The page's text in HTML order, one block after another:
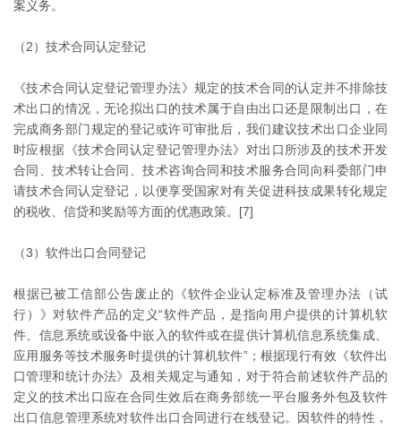
案义务。
（2）技术合同认定登记
《技术合同认定登记管理办法》规定的技术合同的认定并不排除技
术出口的情况，无论拟出口的技术属于自由出口还是限制出口，在
完成商务部门规定的登记或许可审批后，我们建议技术出口企业同
时应根据《技术合同认定登记管理办法》对出口所涉及的技术开发
合同、技术转让合同、技术咨询合同和技术服务合同向科委部门申
请技术合同认定登记，以便享受国家对有关促进科技成果转化规定
的税收、信贷和奖励等方面的优惠政策。[7]
（3）软件出口合同登记
根据已被工信部公告废止的《软件企业认定标准及管理办法（试
行）》对软件产品的定义“软件产品，是指向用户提供的计算机软
件、信息系统或设备中嵌入的软件或在提供计算机信息系统集成、
应用服务等技术服务时提供的计算机软件”；根据现行有效《软件出
口管理和统计办法》及相关规定与通知，对于符合前述软件产品的
定义的技术出口应在合同生效后在商务部统一平台服务外包及软件
出口信息管理系统对软件出口合同进行在线登记。因软件的特性，